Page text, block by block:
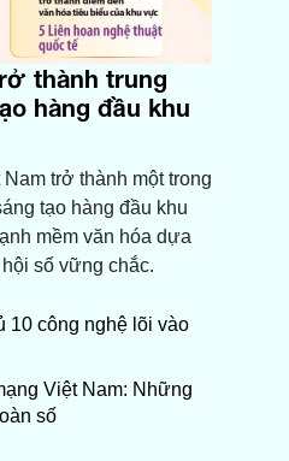
thành trung
hàng đầu khu
trở thành một trong
tạo hàng đầu khu
mềm văn hóa dựa
số vững chắc.
10 công nghệ lõi vào
Việt Nam: Những
số